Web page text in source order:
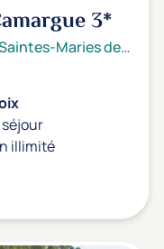
3*
Maries de la mer
illimité